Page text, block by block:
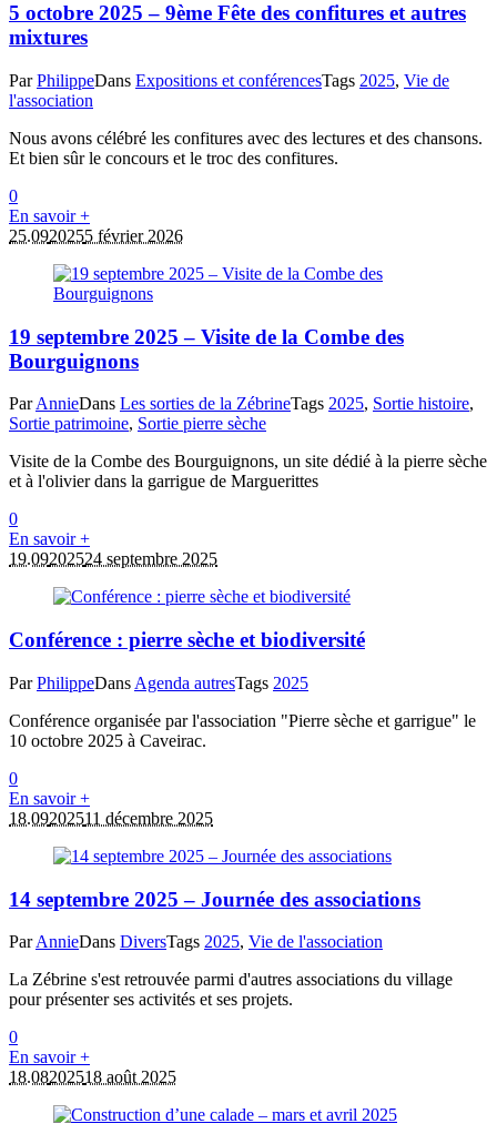
5 octobre 2025 – 9ème Fête des confitures et autres
mixtures
ParPhilippeDans Expositions et conférencesTags 2025, Vie de
l'association
Nous avons célébré les confitures avec des lectures et des chansons.
Et bien sûr le concours et le troc des confitures.
0
En savoir +
25.0920255 février 2026
19 septembre 2025 – Visite de la Combe des
Bourguignons
ParAnnieDans Les sorties de la ZébrineTags 2025, Sortie histoire,
Sortie patrimoine, Sortie pierre sèche
Visite de la Combe des Bourguignons, un site dédié à la pierre sèche
et à l'olivier dans la garrigue de Marguerittes
0
En savoir +
19.09202524 septembre 2025
Conférence : pierre sèche et biodiversité
ParPhilippeDans Agenda autresTags 2025
Conférence organisée par l'association "Pierre sèche et garrigue" le
10 octobre 2025 à Caveirac.
0
En savoir +
18.09202511 décembre 2025
14 septembre 2025 – Journée des associations
ParAnnieDans DiversTags 2025, Vie de l'association
La Zébrine s'est retrouvée parmi d'autres associations du village
pour présenter ses activités et ses projets.
0
En savoir +
18.08202518 août 2025